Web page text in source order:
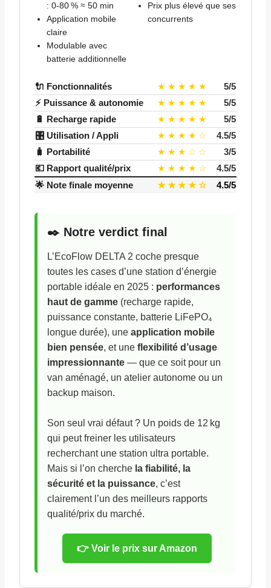
: 0-80 % ≈ 50 min
Application mobile
claire
Modulable avec
batterie additionnelle
Prix plus élevé que ses
concurrents
🔌 Fonctionnalités ★ ★ ★ ★ ★
5/5
⚡ Puissance & autonomie
★ ★ ★ ★ ★
5/5
🔋 Recharge rapide
★ ★ ★ ★ ★
5/5
🎛️ Utilisation / Appli
★ ★ ★ ★ ☆
4.5/5
🧳 Portabilité
★ ★ ★ ☆ ☆
3/5
💶 Rapport qualité/prix
★ ★ ★ ★ ☆
4.5/5
🌟 Note finale moyenne ★ ★ ★ ★ ☆ 4.5/5
✒️ Notre verdict final
L’EcoFlow DELTA 2 coche presque
toutes les cases d’une station d’énergie
portable idéale en 2025 : performances
haut de gamme (recharge rapide,
puissance constante, batterie LiFePO₄
longue durée), une application mobile
bien pensée, et une flexibilité d’usage
impressionnante — que ce soit pour un
van aménagé, un atelier autonome ou un
backup maison.
Son seul vrai défaut ? Un poids de 12 kg
qui peut freiner les utilisateurs
recherchant une station ultra portable.
Mais si l’on cherche la fiabilité, la
sécurité et la puissance, c’est
clairement l’un des meilleurs rapports
qualité/prix du marché.
👉 Voir le prix sur Amazon